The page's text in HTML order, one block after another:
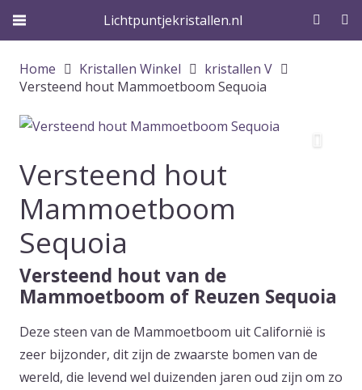
Lichtpuntjekristallen.nl
Home Kristallen Winkel
kristallen V
Versteend hout Mammoetboom Sequoia
Versteend hout
Mammoetboom
Sequoia
Versteend hout van de
Mammoetboom of Reuzen Sequoia
Deze steen van de Mammoetboom uit Californië is
zeer bijzonder, dit zijn de zwaarste bomen van de
wereld, die levend wel duizenden jaren oud zijn om zo